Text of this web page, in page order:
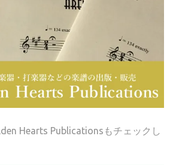
Hearts Publicationsもチェックし